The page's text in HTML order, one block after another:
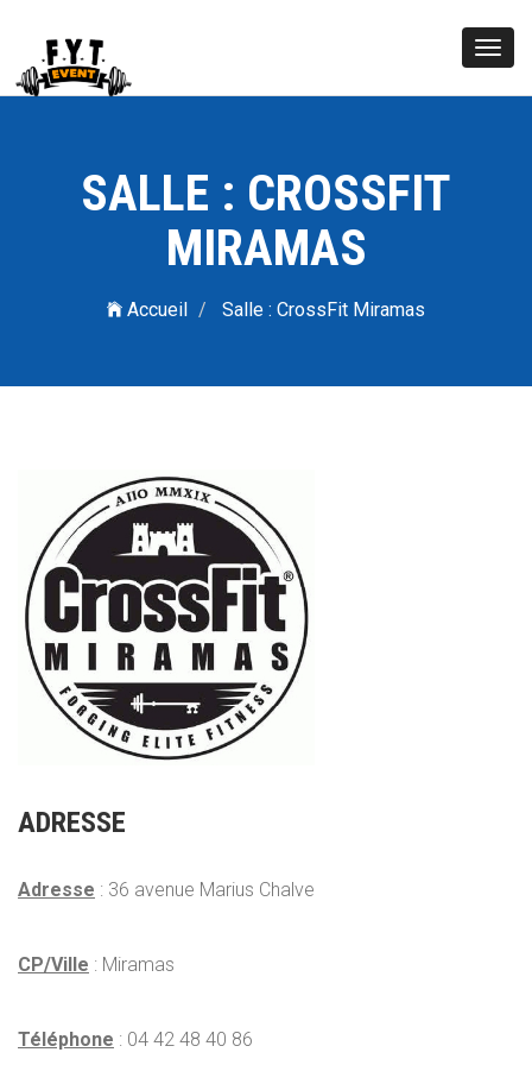
SALLE : CROSSFIT
MIRAMAS
Accueil Salle : CrossFit Miramas
ADRESSE
Adresse : 36 avenue Marius Chalve
CP/Ville : Miramas
Téléphone : 04 42 48 40 86